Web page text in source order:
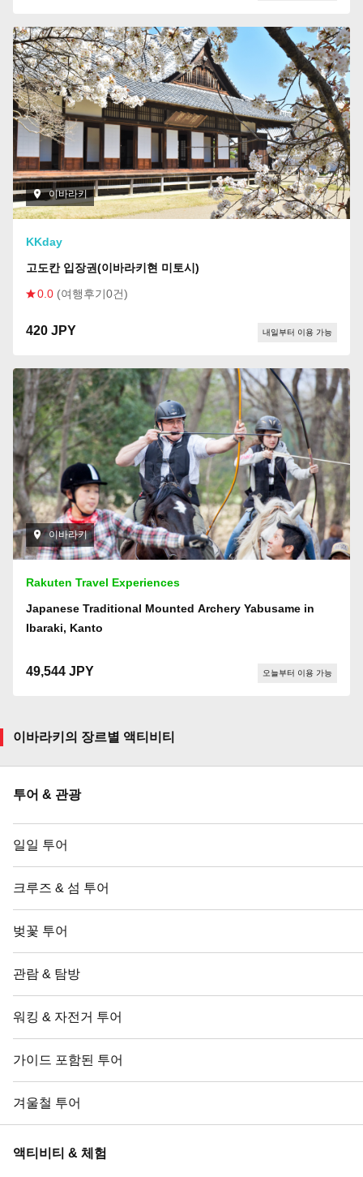
이바라키
KKday
고도칸 입장권(이바라키현 미토시)
0.0 (여행후기0건)
420 JPY 내일부터 이용 가능
이바라키
Rakuten Travel Experiences
Japanese Traditional Mounted Archery Yabusame in
Ibaraki, Kanto
49,544 JPY 오늘부터 이용 가능
이바라키의 장르별 액티비티
투어 & 관광
일일 투어
크루즈 & 섬 투어
벚꽃 투어
관람 & 탐방
워킹 & 자전거 투어
가이드 포함된 투어
겨울철 투어
액티비티 & 체험